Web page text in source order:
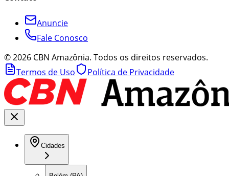
Anuncie
Fale Conosco
©2026 CBN Amazônia. Todos os direitos reservados.
Termos de Uso
Política de Privacidade
Cidades